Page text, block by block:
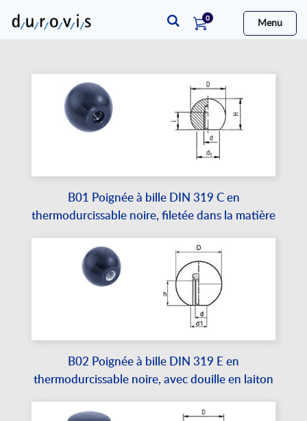
0articles
Menu
B01 Poignée à bille DIN 319 C en
thermodurcissable noire, filetée dans la matière
B02 Poignée à bille DIN 319 E en
thermodurcissable noire, avec douille en laiton